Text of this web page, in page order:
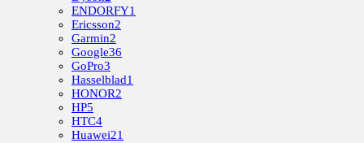
ENDORFY1
Ericsson2
Garmin2
Google36
GoPro3
Hasselblad1
HONOR2
HP5
HTC4
Huawei21